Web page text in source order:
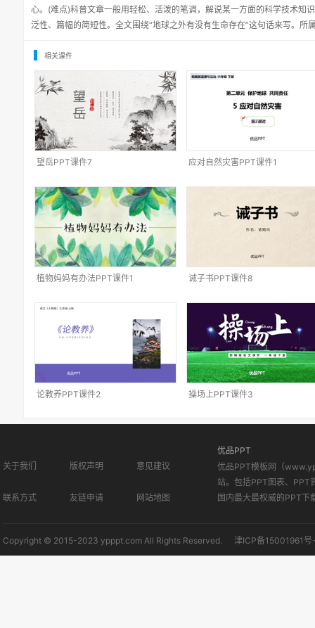
心。(难点)科普文章一般用轻松、活泼的笔调，解说某一方面的科学技术知
泛性、篇幅的简短性。全文围绕“地球之外有没有生命存在”这句话来写。所
相关课件
望岳PPT课件7 应对自然灾害PPT课件1
植物妈妈有办法PPT课件1 诫子书PPT课件8
论教养PPT课件2 操场上PPT课件3
关于我们 版权声明 意见建议
联系方式 友链申请 网站地图
优品PPT
优品PPT模板网（
站。包括PPT图表、PPT
国内最大最权威的PPT下
Copyright © 2015-2023 ypppt.com All Rights Reserved. 津ICP备15001961号